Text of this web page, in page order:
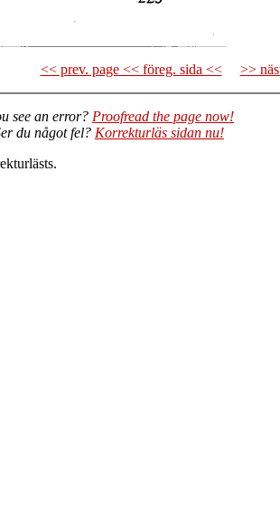
<< prev. page << föreg. sida << >>
see an error? Proofread the page now!
du något fel? Korrekturläs sidan nu!